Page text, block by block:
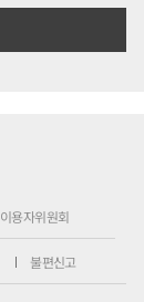
이용자위원회
불편신고